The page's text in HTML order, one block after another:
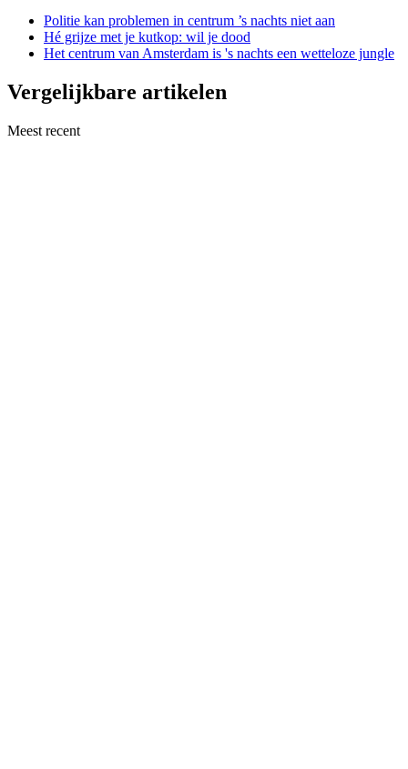
Politie kan problemen in centrum ’s nachts niet aan
Hé grijze met je kutkop: wil je dood
Het centrum van Amsterdam is 's nachts een wetteloze jungle
Vergelijkbare artikelen
Meest recent